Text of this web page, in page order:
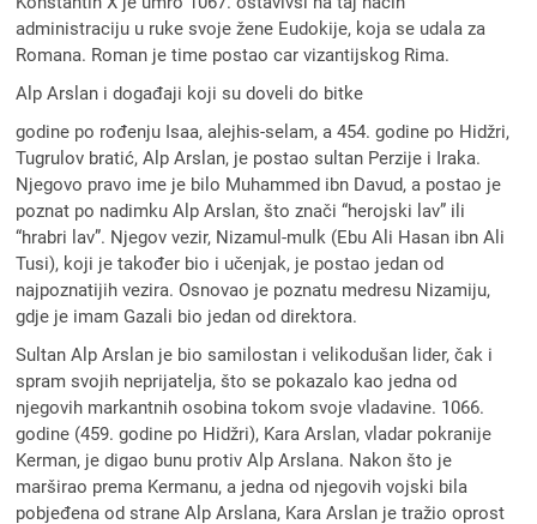
administraciju u ruke svoje žene Eudokije, koja se udala za
Romana. Roman je time postao car vizantijskog Rima.
Alp Arslan i događaji koji su doveli do bitke
godine po rođenju Isaa, alejhis-selam, a 454. godine po Hidžri,
Tugrulov bratić, Alp Arslan, je postao sultan Perzije i Iraka.
Njegovo pravo ime je bilo Muhammed ibn Davud, a postao je
poznat po nadimku Alp Arslan, što znači “herojski lav” ili
“hrabri lav”. Njegov vezir, Nizamul-mulk (Ebu Ali Hasan ibn Ali
Tusi), koji je također bio i učenjak, je postao jedan od
najpoznatijih vezira. Osnovao je poznatu medresu Nizamiju,
gdje je imam Gazali bio jedan od direktora.
Sultan Alp Arslan je bio samilostan i velikodušan lider, čak i
spram svojih neprijatelja, što se pokazalo kao jedna od
njegovih markantnih osobina tokom svoje vladavine. 1066.
godine (459. godine po Hidžri), Kara Arslan, vladar pokranije
Kerman, je digao bunu protiv Alp Arslana. Nakon što je
marširao prema Kermanu, a jedna od njegovih vojski bila
pobjeđena od strane Alp Arslana, Kara Arslan je tražio oprost